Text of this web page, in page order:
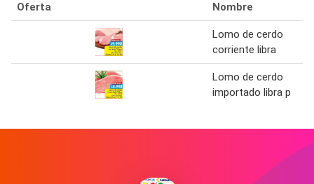
Oferta Nombre
Lomo de cerdo
corriente libra
Lomo de cerdo
importado libra p